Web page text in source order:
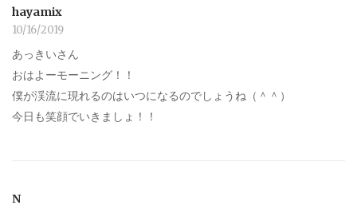
hayamix
10/16/2019
あっきいさん
おはよーモーニング！！
僕が渓流に現れるのはいつになるのでしょうね（＾＾）
今日も笑顔でいきましょ！！
N